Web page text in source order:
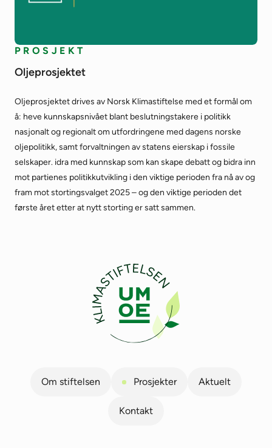
PROSJEKT
Oljeprosjektet
Oljeprosjektet drives av Norsk Klimastiftelse med et formål om
å: heve kunnskapsnivået blant beslutningstakere i politikk
nasjonalt og regionalt om utfordringene med dagens norske
oljepolitikk, samt forvaltningen av statens eierskap i fossile
selskaper. idra med kunnskap som kan skape debatt og bidra inn
mot partienes politikkutvikling i den viktige perioden fra nå av og
fram mot stortingsvalget 2025 – og den viktige perioden det
første året etter at nytt storting er satt sammen.
Om stiftelsen Prosjekter Aktuelt
Kontakt